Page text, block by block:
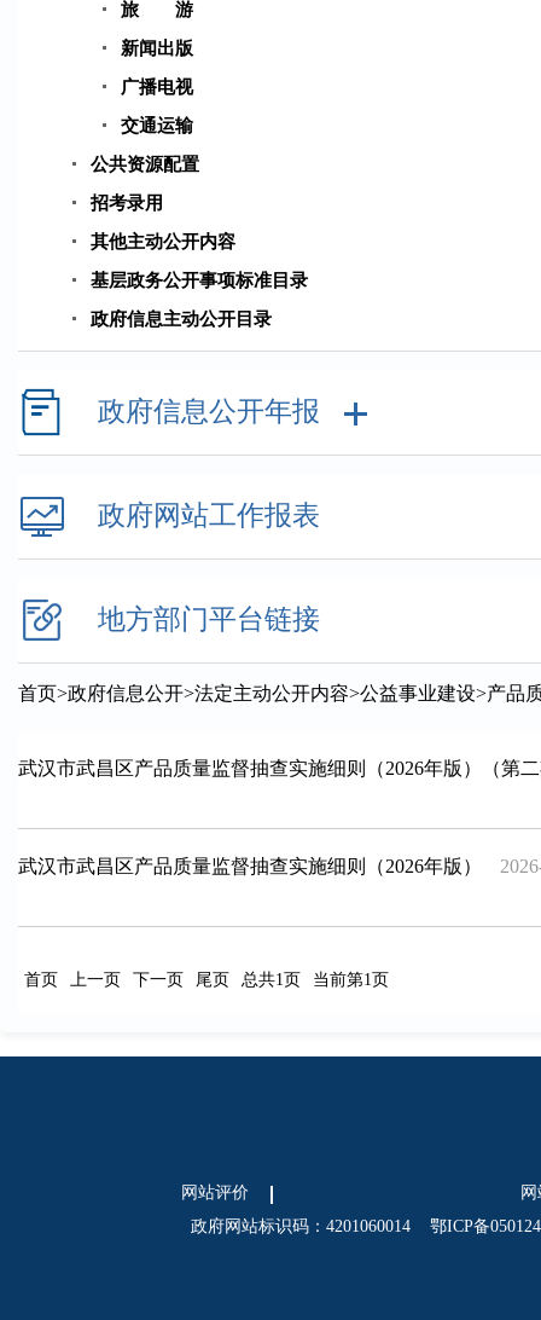
旅 游
新闻出版
广播电视
交通运输
公共资源配置
招考录用
其他主动公开内容
基层政务公开事项标准目录
政府信息主动公开目录
政府信息公开年报
政府网站工作报表
地方部门平台链接
首页>政府信息公开>法定主动公开内容>公益事业建设>产品
武汉市武昌区产品质量监督抽查实施细则（2026年版）（第
武汉市武昌区产品质量监督抽查实施细则（2026年版）
首页 上一页 下一页 尾页 总共1页 当前第1页
网站评价
政府网站标识码：4201060014 鄂ICP备